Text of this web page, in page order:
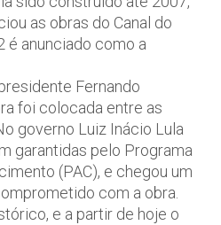
as obras do Canal do
é anunciado como a
Fernando
foi colocada entre as
governo Luiz Inácio Lula
garantidas pelo Programa
(PAC), e chegou um
com a obra.
e a partir de hoje o